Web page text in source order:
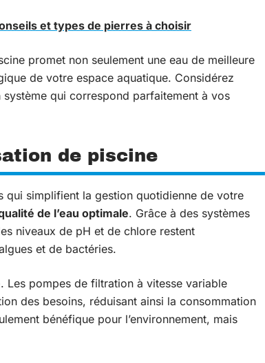
et types de pierres à choisir
promet non seulement une eau de meilleure
de votre espace aquatique. Considérez
système qui correspond parfaitement à vos
de piscine
qui simplifient la gestion quotidienne de votre
de l’eau optimale. Grâce à des systèmes
niveaux de pH et de chlore restent
et de bactéries.
. Les pompes de filtration à vitesse variable
des besoins, réduisant ainsi la consommation
bénéfique pour l’environnement, mais